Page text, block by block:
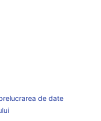
de date